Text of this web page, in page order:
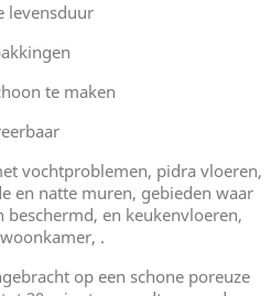
levensduur
te maken
vochtproblemen, pidra vloeren,
en natte muren, gebieden waar
en keukenvloeren,
.
op een schone poreuze